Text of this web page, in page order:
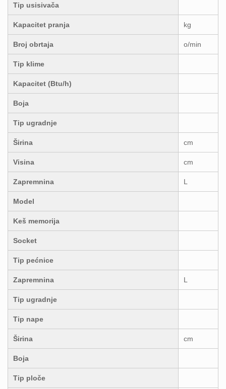
Tip usisivača
Kapacitet pranja kg
Broj obrtaja o/min
Tip klime
Kapacitet (Btu/h)
Boja
Tip ugradnje
Širina cm
Visina cm
Zapremnina L
Model
Keš memorija
Socket
Tip pećnice
Zapremnina L
Tip ugradnje
Tip nape
Širina cm
Boja
Tip ploče